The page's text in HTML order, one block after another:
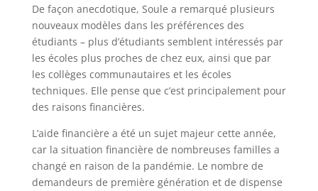
De façon anecdotique, Soule a remarqué plusieurs
nouveaux modèles dans les préférences des
étudiants – plus d’étudiants semblent intéressés par
les écoles plus proches de chez eux, ainsi que par
les collèges communautaires et les écoles
techniques. Elle pense que c’est principalement pour
des raisons financières.
L’aide financière a été un sujet majeur cette année,
car la situation financière de nombreuses familles a
changé en raison de la pandémie. Le nombre de
demandeurs de première génération et de dispense